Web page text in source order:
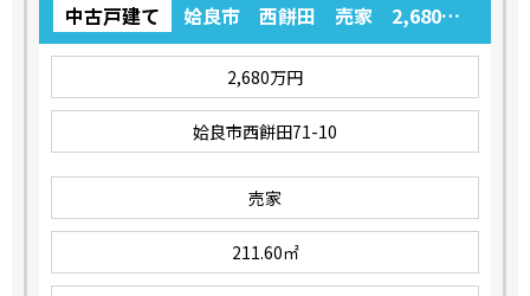
中古戸建て
姶良市 西餅田 売家 2,680万
円 5SLDK
2,680万円
姶良市西餅田71-10
売家
211.60㎡